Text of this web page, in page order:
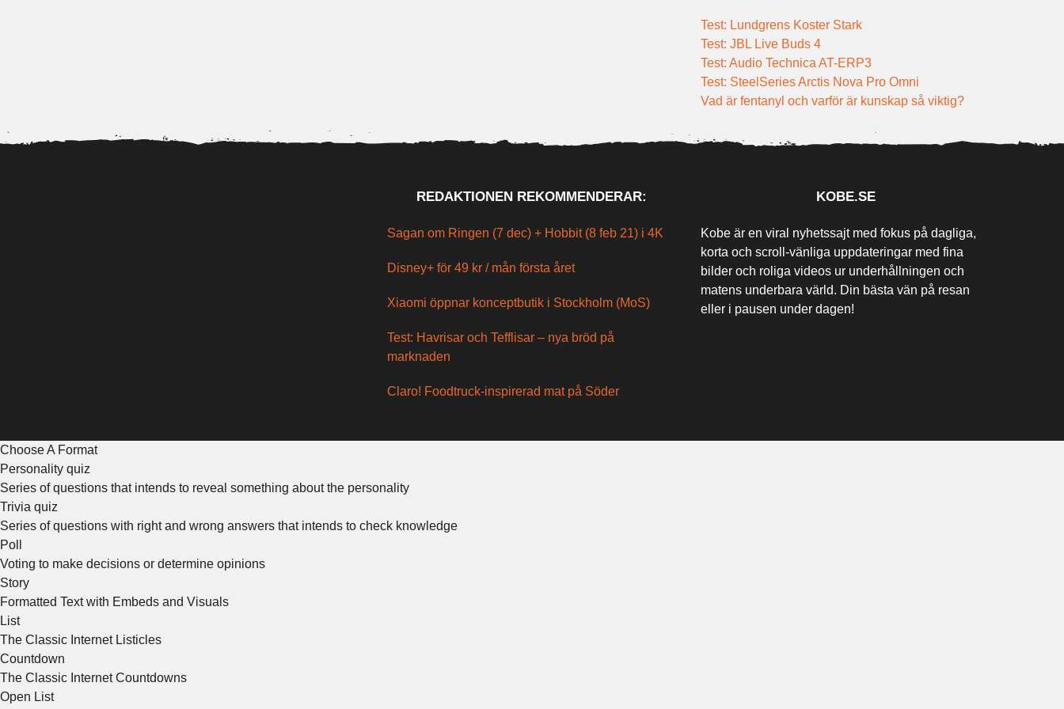
Test: Lundgrens Koster Stark
Test: JBL Live Buds 4
Test: Audio Technica AT-ERP3
Test: SteelSeries Arctis Nova Pro Omni
Vad är fentanyl och varför är kunskap så viktig?
REDAKTIONEN REKOMMENDERAR:
Sagan om Ringen (7 dec) + Hobbit (8 feb 21) i 4K
Disney+ för 49 kr / mån första året
Xiaomi öppnar konceptbutik i Stockholm (MoS)
Test: Havrisar och Tefflisar – nya bröd på
marknaden
Claro! Foodtruck-inspirerad mat på Söder
KOBE.SE
Kobe är en viral nyhetssajt med fokus på dagliga,
korta och scroll-vänliga uppdateringar med fina
bilder och roliga videos ur underhållningen och
matens underbara värld. Din bästa vän på resan
eller i pausen under dagen!
Choose A Format
Personality quiz
Series of questions that intends to reveal something about the personality
Trivia quiz
Series of questions with right and wrong answers that intends to check knowledge
Poll
Voting to make decisions or determine opinions
Story
Formatted Text with Embeds and Visuals
List
The Classic Internet Listicles
Countdown
The Classic Internet Countdowns
Open List